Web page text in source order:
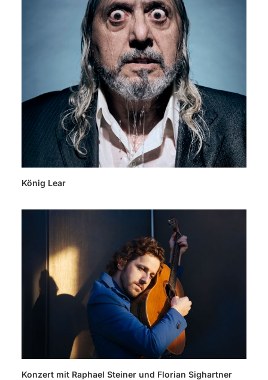
König Lear
Konzert mit Raphael Steiner und Florian Sighartner